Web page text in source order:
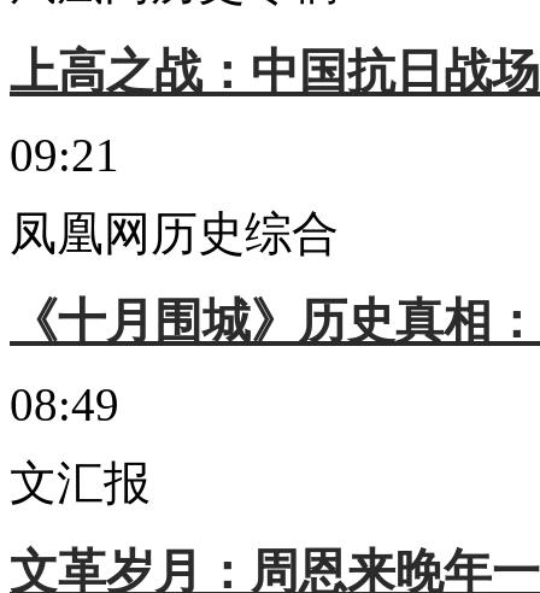
上高之战：中国抗日战
09:21
凤凰网历史综合
《十月围城》历史真相
08:49
文汇报
文革岁月：周恩来晚年